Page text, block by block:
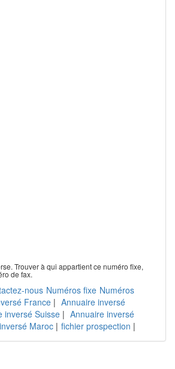
Trouver à qui appartient ce numéro fixe,
de fax.
nous Numéros fixe Numéros
France | Annuaire inversé
inversé Suisse | Annuaire inversé
Maroc | fichier prospection |